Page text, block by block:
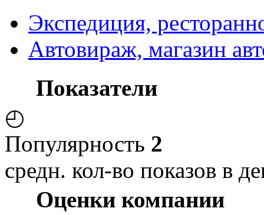
Экспедиция,
Автовираж, магазин
Показатели
◴
Популярность 2
средн. кол-во показов в
Оценки компании